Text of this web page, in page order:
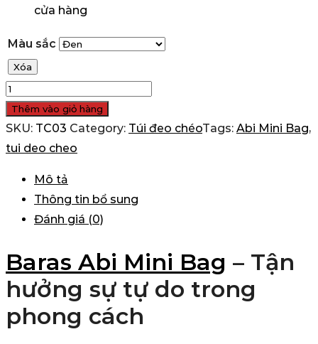
cửa hàng
Màu sắc
Xóa
Túi
đeo
chéo
da
số
lượng
Thêm vào giỏ hàng
SKU: TC03 Category: Túi đeo chéoTags: Abi Mini Bag,
tui deo cheo
Mô tả
Thông tin bổ sung
Đánh giá (0)
Baras Abi Mini Bag – Tận
hưởng sự tự do trong
phong cách